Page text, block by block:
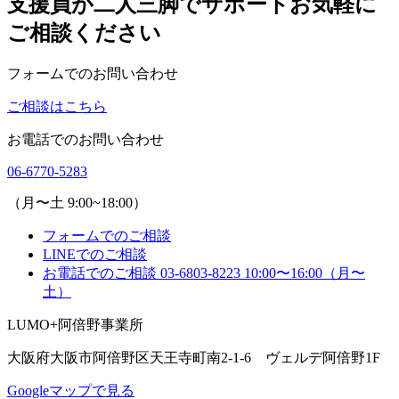
支援員が二人三脚でサポート お気軽に
ご相談ください
フォームでのお問い合わせ
ご相談はこちら
お電話でのお問い合わせ
06-6770-5283
（月〜土 9:00~18:00）
フォームでのご相談
LINEでのご相談
お電話でのご相談 03-6803-8223 10:00〜16:00（月〜
土）
LUMO+阿倍野事業所
大阪府大阪市阿倍野区天王寺町南2-1-6 ヴェルデ阿倍野1F
Googleマップで見る